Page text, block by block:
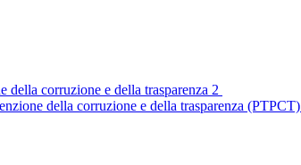
della corruzione e della trasparenza 2
della corruzione e della trasparenza (PTPCT)